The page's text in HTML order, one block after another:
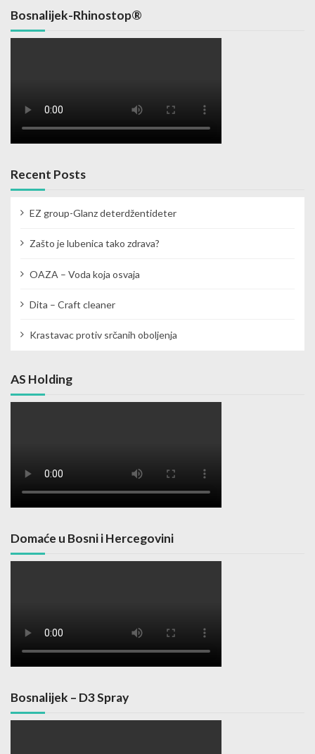
Bosnalijek-Rhinostop®
Recent Posts
EZ group-Glanz deterdžentideter
Zašto je lubenica tako zdrava?
OAZA – Voda koja osvaja
Dita – Craft cleaner
Krastavac protiv srčanih oboljenja
AS Holding
Domaće u Bosni i Hercegovini
Bosnalijek – D3 Spray